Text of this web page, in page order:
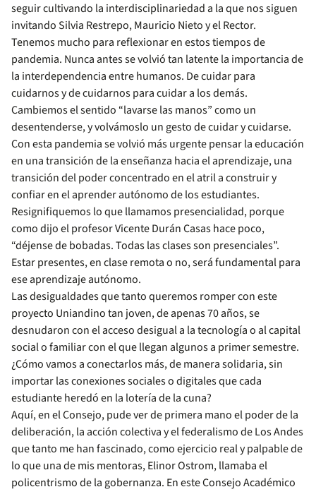
seguir cultivando la interdisciplinariedad a la que nos siguen
invitando Silvia Restrepo, Mauricio Nieto y el Rector.
Tenemos mucho para reflexionar en estos tiempos de
pandemia. Nunca antes se volvió tan latente la importancia de
la interdependencia entre humanos. De cuidar para
cuidarnos y de cuidarnos para cuidar a los demás.
Cambiemos el sentido “lavarse las manos” como un
desentenderse, y volvámoslo un gesto de cuidar y cuidarse.
Con esta pandemia se volvió más urgente pensar la educación
en una transición de la enseñanza hacia el aprendizaje, una
transición del poder concentrado en el atril a construir y
confiar en el aprender autónomo de los estudiantes.
Resignifiquemos lo que llamamos presencialidad, porque
como dijo el profesor Vicente Durán Casas hace poco,
“déjense de bobadas. Todas las clases son presenciales”.
Estar presentes, en clase remota o no, será fundamental para
ese aprendizaje autónomo.
Las desigualdades que tanto queremos romper con este
proyecto Uniandino tan joven, de apenas 70 años, se
desnudaron con el acceso desigual a la tecnología o al capital
social o familiar con el que llegan algunos a primer semestre.
¿Cómo vamos a conectarlos más, de manera solidaria, sin
importar las conexiones sociales o digitales que cada
estudiante heredó en la lotería de la cuna?
Aquí, en el Consejo, pude ver de primera mano el poder de la
deliberación, la acción colectiva y el federalismo de Los Andes
que tanto me han fascinado, como ejercicio real y palpable de
lo que una de mis mentoras, Elinor Ostrom, llamaba el
policentrismo de la gobernanza. En este Consejo Académico